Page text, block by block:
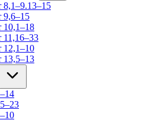
8,1–9.13–15
9,6–15
10,1–18
11,16–33
12,1–10
13,5–13